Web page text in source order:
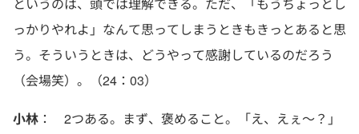
というのは、頭では理解できる。ただ、「もうちょっとし
っかりやれよ」なんて思ってしまうときもきっとあると思
う。そういうときは、どうやって感謝しているのだろう
（会場笑）。（24：03）
小林 ： 2つある。まず、褒めること。「え、えぇ〜？」